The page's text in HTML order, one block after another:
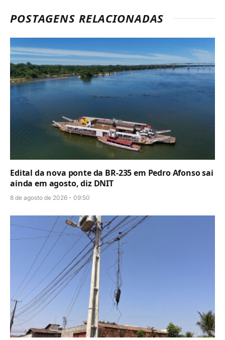
POSTAGENS RELACIONADAS
Edital da nova ponte da BR-235 em Pedro Afonso sai
ainda em agosto, diz DNIT
8 de agosto de 2026 - 09:50